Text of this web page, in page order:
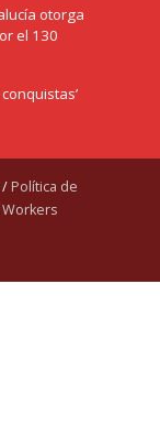
otorga
el 130
/ Política de